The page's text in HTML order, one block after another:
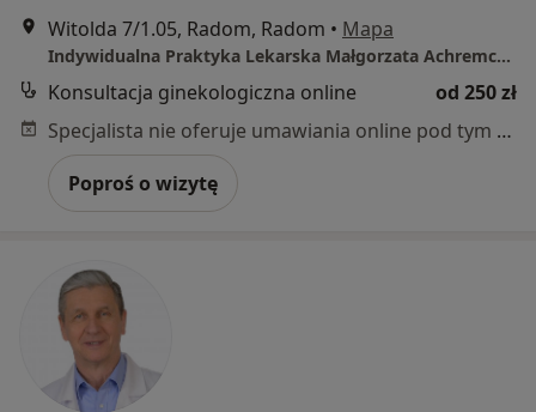
Witolda 7/1.05, Radom, Radom • Mapa
Indywidualna Praktyka Lekarska Małgorzata Achremczyk
Konsultacja ginekologiczna online
od 250 zł
Specjalista nie oferuje umawiania online pod tym adresem.
Poproś o wizytę